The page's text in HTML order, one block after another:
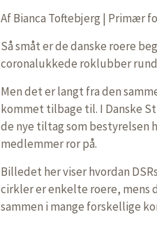
Af Bianca Toftebjerg | Primær
Så småt er de danske roere
coronalukkede roklubber
Men det er langt fra den
kommet tilbage til. I Danske
de nye tiltag som bestyrelsen
medlemmer ror på.
Billedet her viser hvordan
cirkler er enkelte roere, mens
sammen i mange forskellige